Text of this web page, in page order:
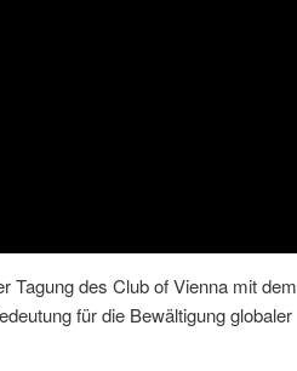
Tagung des Club of Vienna mit dem
für die Bewältigung globaler